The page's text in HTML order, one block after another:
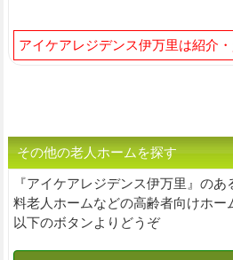
アイケアレジデンス伊万里は紹介
その他の老人ホームを探す
『アイケアレジデンス伊万里』の
料老人ホームなどの高齢者向けホー
以下のボタンよりどうぞ